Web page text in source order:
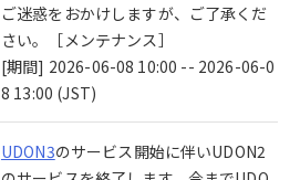
ご迷惑をおかけしますが、ご了承くだ
さい。［メンテナンス］
[期間] 2026-06-08 10:00 -- 2026-06-0
8 13:00 (JST)
UDON3のサービス開始に伴いUDON2